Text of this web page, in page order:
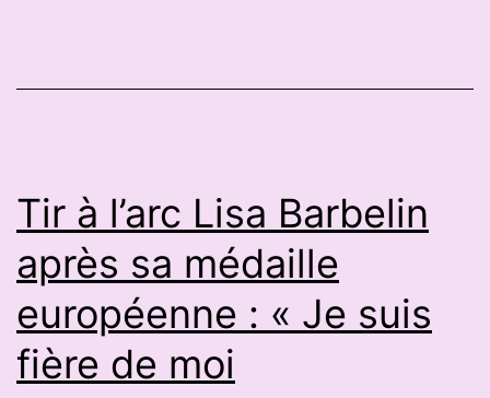
place
pour
les
Péaulais
Tir à l’arc Lisa Barbelin
après sa médaille
européenne : « Je suis
fière de moi